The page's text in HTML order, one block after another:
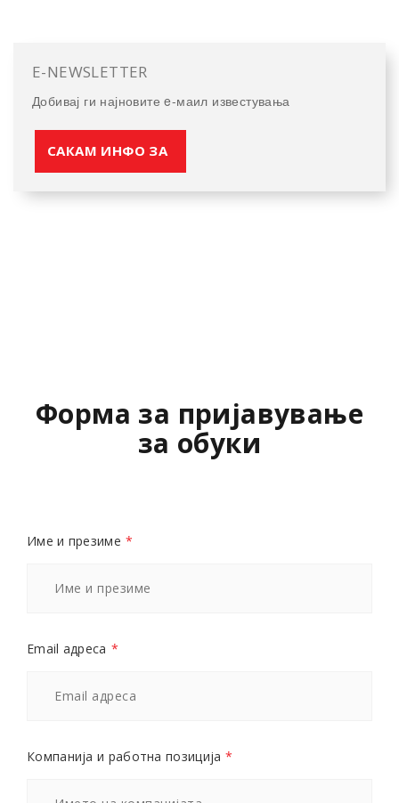
E-NEWSLETTER
Добивај ги најновите e-маил известувања
САКАМ ИНФО ЗА
Форма за пријавување
за обуки
Име и презиме *
Email адреса *
Компанија и работна позиција *